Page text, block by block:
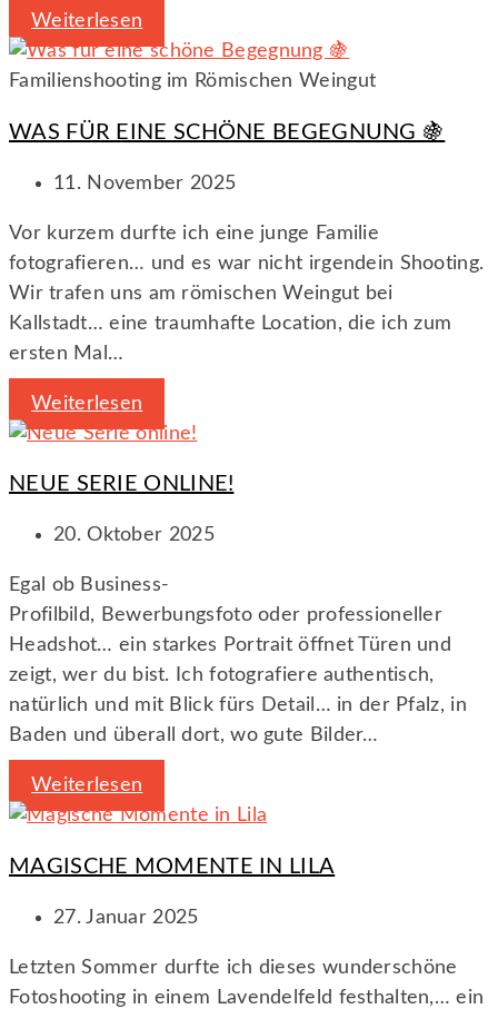
Weiterlesen
Familienshooting im Römischen Weingut
WAS FÜR EINE SCHÖNE BEGEGNUNG 🍇
11. November 2025
Vor kurzem durfte ich eine junge Familie
fotografieren… und es war nicht irgendein Shooting.
Wir trafen uns am römischen Weingut bei
Kallstadt… eine traumhafte Location, die ich zum
ersten Mal…
Weiterlesen
NEUE SERIE ONLINE!
20. Oktober 2025
Egal ob Business-
Profilbild, Bewerbungsfoto oder professioneller
Headshot… ein starkes Portrait öffnet Türen und
zeigt, wer du bist. Ich fotografiere authentisch,
natürlich und mit Blick fürs Detail… in der Pfalz, in
Baden und überall dort, wo gute Bilder…
Weiterlesen
MAGISCHE MOMENTE IN LILA
27. Januar 2025
Letzten Sommer durfte ich dieses wunderschöne
Fotoshooting in einem Lavendelfeld festhalten,… ein